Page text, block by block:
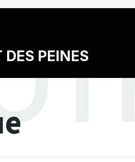
DES PEINES